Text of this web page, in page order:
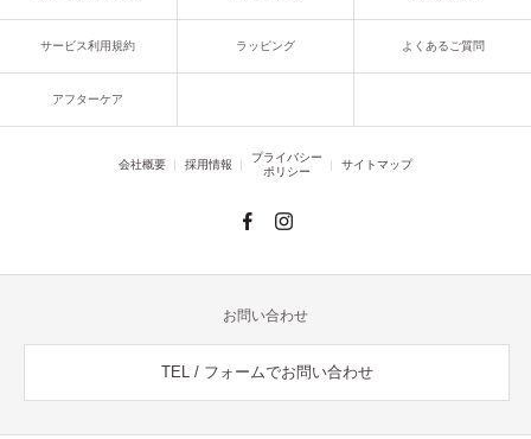
サービス利用規約 ラッピング よくあるご質問
アフターケア
会社概要 採用情報
プライバシー
ポリシー
サイトマップ
お問い合わせ
TEL / フォームでお問い合わせ